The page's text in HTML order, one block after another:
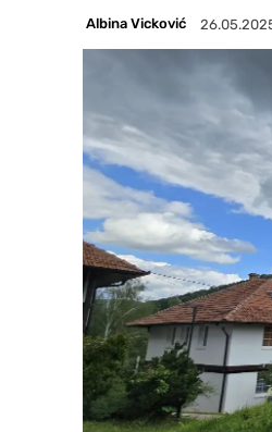
Albina Vicković